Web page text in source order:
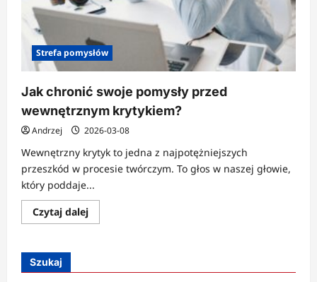
Strefa pomysłów
Jak chronić swoje pomysły przed
wewnętrznym krytykiem?
Andrzej 2026-03-08
Wewnętrzny krytyk to jedna z najpotężniejszych
przeszkód w procesie twórczym. To głos w naszej głowie,
który poddaje...
Czytaj dalejDowiedz
się
swoje
Szukaj